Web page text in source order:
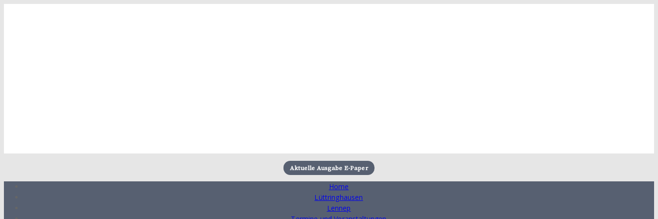
to
content
Aktuelle Ausgabe E-Paper
Home
Lüttringhausen
Lennep